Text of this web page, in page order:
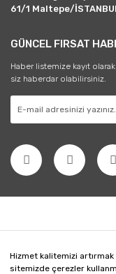
Hizmet kalitemizi
sitemizde çerezler
61/1 Maltepe/
GÜNCEL FIRSAT
Haber listemize kayıt
siz haberdar olabilirsiniz.